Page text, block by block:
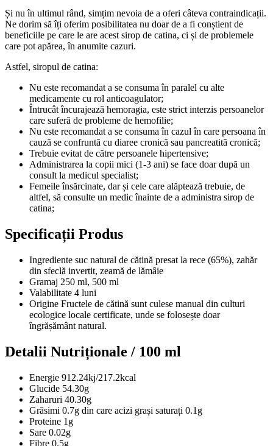
Și nu în ultimul rând, simțim nevoia de a oferi câteva contraindicații.
Ne dorim să îți oferim posibilitatea nu doar de a fi conștient de
beneficiile pe care le are acest sirop de catina, ci și de problemele
care pot apărea, în anumite cazuri.
Astfel, siropul de catina:
Nu este recomandat a se consuma în paralel cu alte
medicamente cu rol anticoagulator;
Întrucât încurajează hemoragia, este strict interzis persoanelor
care suferă de probleme de hemofilie;
Nu este recomandat a se consuma în cazul în care persoana în
cauză se confruntă cu diaree cronică sau pancreatită cronică;
Trebuie evitat de către persoanele hipertensive;
Administrarea la copii mici (1-3 ani) se face doar după un
consult la medicul specialist;
Femeile însărcinate, dar și cele care alăptează trebuie, de
altfel, să consulte un medic înainte de a administra sirop de
catina;
Specificații Produs
Ingrediente suc natural de cătină presat la rece (65%), zahăr
din sfeclă invertit, zeamă de lămâie
Gramaj 250 ml, 500 ml
Valabilitate 4 luni
Origine Fructele de cătină sunt culese manual din culturi
ecologice locale certificate, unde se folosește doar
îngrășământ natural.
Detalii Nutriționale / 100 ml
Energie 912.24kj/217.2kcal
Glucide 54.30g
Zaharuri 40.30g
Grăsimi 0.7g din care acizi grași saturați 0.1g
Proteine 1g
Sare 0.02g
Fibre 0.5g